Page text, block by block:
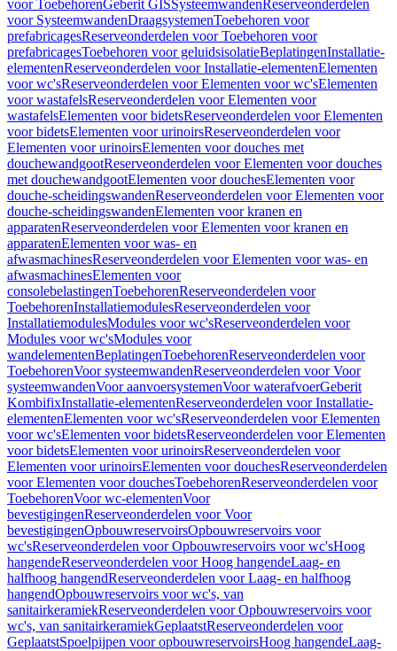
voor ToebehorenGeberit GISSysteemwandenReserveonderdelen
voor SysteemwandenDraagsystemenToebehoren voor
prefabricagesReserveonderdelen voor Toebehoren voor
prefabricagesToebehoren voor geluidsisolatieBeplatingenInstallatie-
elementenReserveonderdelen voor Installatie-elementenElementen
voor wc'sReserveonderdelen voor Elementen voor wc'sElementen
voor wastafelsReserveonderdelen voor Elementen voor
wastafelsElementen voor bidetsReserveonderdelen voor Elementen
voor bidetsElementen voor urinoirsReserveonderdelen voor
Elementen voor urinoirsElementen voor douches met
douchewandgootReserveonderdelen voor Elementen voor douches
met douchewandgootElementen voor douchesElementen voor
douche-scheidingswandenReserveonderdelen voor Elementen voor
douche-scheidingswandenElementen voor kranen en
apparatenReserveonderdelen voor Elementen voor kranen en
apparatenElementen voor was- en
afwasmachinesReserveonderdelen voor Elementen voor was- en
afwasmachinesElementen voor
consolebelastingenToebehorenReserveonderdelen voor
ToebehorenInstallatiemodulesReserveonderdelen voor
InstallatiemodulesModules voor wc'sReserveonderdelen voor
Modules voor wc'sModules voor
wandelementenBeplatingenToebehorenReserveonderdelen voor
ToebehorenVoor systeemwandenReserveonderdelen voor Voor
systeemwandenVoor aanvoersystemenVoor waterafvoerGeberit
KombifixInstallatie-elementenReserveonderdelen voor Installatie-
elementenElementen voor wc'sReserveonderdelen voor Elementen
voor wc'sElementen voor bidetsReserveonderdelen voor Elementen
voor bidetsElementen voor urinoirsReserveonderdelen voor
Elementen voor urinoirsElementen voor douchesReserveonderdelen
voor Elementen voor douchesToebehorenReserveonderdelen voor
ToebehorenVoor wc-elementenVoor
bevestigingenReserveonderdelen voor Voor
bevestigingenOpbouwreservoirsOpbouwreservoirs voor
wc'sReserveonderdelen voor Opbouwreservoirs voor wc'sHoog
hangendeReserveonderdelen voor Hoog hangendeLaag- en
halfhoog hangendReserveonderdelen voor Laag- en halfhoog
hangendOpbouwreservoirs voor wc's, van
sanitairkeramiekReserveonderdelen voor Opbouwreservoirs voor
wc's, van sanitairkeramiekGeplaatstReserveonderdelen voor
GeplaatstSpoelpijpen voor opbouwreservoirsHoog hangendeLaag-